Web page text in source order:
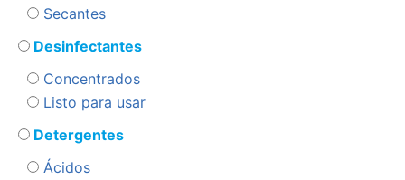
Secantes
Desinfectantes
Concentrados
Listo para usar
Detergentes
Ácidos